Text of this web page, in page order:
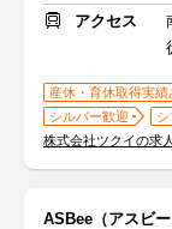
アクセス
産休・育休取得実績
シルバー歓迎
株式会社ツクイの求
ASBee（アスビ